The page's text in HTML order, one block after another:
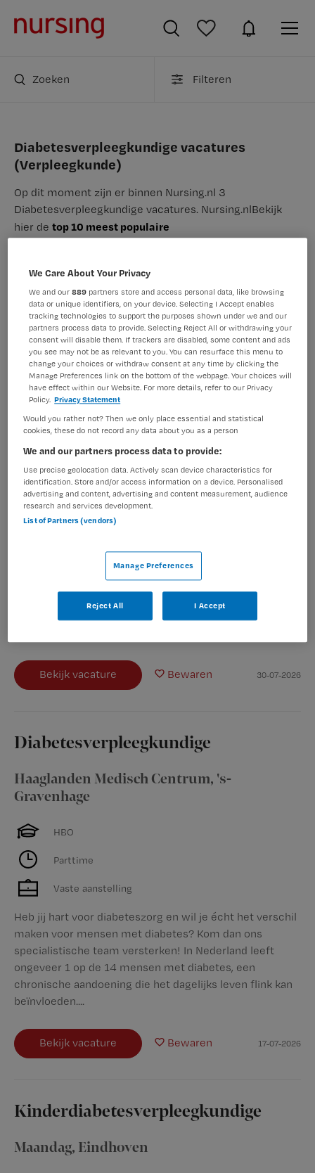
Zoeken Filteren
Diabetesverpleegkundige vacatures
(Verpleegkunde)
Op dit moment zijn er binnen Nursing.nl 3
Diabetesverpleegkundige vacatures. Nursing.nlBekijk
hier de top 10 meest populaire
JobAlert instellen
3 vacatures gevonden
Diabetesverpleegkundige
St. Antonius Ziekenhuis,Utrecht
MBO
Fulltime
Maak jij met jouw creativiteit en persoonlijke aandacht
het verschil in het leven van diabetespatiënten op de
Ziekenhuis? Waarom kiezen voor deze baan? Je krijgt de
Bekijk vacature Bewaren 30-07-2026
Diabetesverpleegkundige
Haaglanden Medisch Centrum, 's-
Gravenhage
HBO
Parttime
Vaste aanstelling
Heb jij hart voor diabeteszorg en wil je écht het verschil
maken voor mensen met diabetes? Kom dan ons
specialistische team versterken! In Nederland leeft
ongeveer 1 op de 14 mensen met diabetes, een
chronische aandoening die het dagelijks leven flink kan
beïnvloeden....
Bekijk vacature Bewaren 17-07-2026
Kinderdiabetesverpleegkundige
Maandag, Eindhoven
We Care About Your Privacy
We and our889 partners store and access personal data, like browsing
data or unique identifiers, on your device. Selecting I Accept enables
tracking technologies to support the purposes shown under we and our
partners process data to provide. Selecting Reject All or withdrawing your
consent will disable them. If trackers are disabled, some content and ads
you see may not be as relevant to you. You can resurface this menu to
change your choices or withdraw consent at any time by clicking the
Manage Preferences link on the bottom of the webpage. Your choices will
have effect within our Website. For more details, refer to our Privacy
Policy. Privacy Statement
Would you rather not? Then we only place essential and statistical
cookies, these do not record any data about you as a person
We and our partners process data to provide:
Use precise geolocation data. Actively scan device characteristics for
identification. Store and/or access information on a device. Personalised
advertising and content, advertising and content measurement, audience
research and services development.
List of Partners (vendors)
Manage Preferences
Reject All I Accept